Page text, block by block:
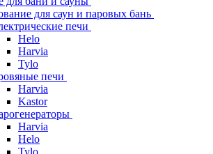
для саун и паровых бань
печи
Helo
Harvia
Tylo
печи
Harvia
Kastor
Harvia
Helo
Tylo